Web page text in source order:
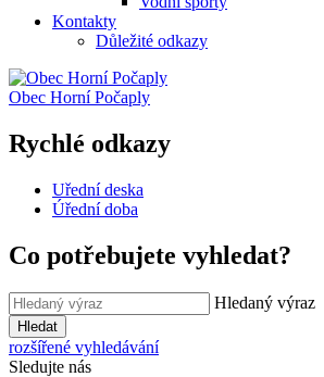
Kontakty
Důležité odkazy
Obec Horní Počaply
Rychlé odkazy
Uřední deska
Úřední doba
Co potřebujete vyhledat?
Hledaný výraz
Hledat
rozšířené vyhledávání
Sledujte nás